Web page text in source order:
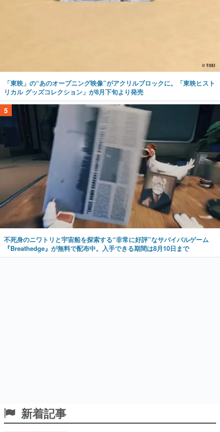
「東映」の“あのオープニング映像”がアクリルブロックに。「東映ヒスト
リカル グッズコレクション」が8月下旬より発売
5
不死身のニワトリと宇宙船を探索する“非常に好評”なサバイバルゲーム
『Breathedge』が無料で配布中。入手できる期間は8月10日まで
新着記事